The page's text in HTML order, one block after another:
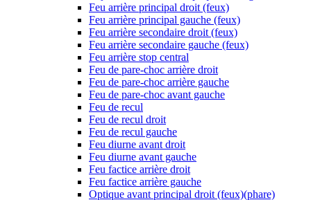
Feu arrière principal droit (feux)
Feu arrière principal gauche (feux)
Feu arrière secondaire droit (feux)
Feu arrière secondaire gauche (feux)
Feu arrière stop central
Feu de pare-choc arrière droit
Feu de pare-choc arrière gauche
Feu de pare-choc avant gauche
Feu de recul
Feu de recul droit
Feu de recul gauche
Feu diurne avant droit
Feu diurne avant gauche
Feu factice arrière droit
Feu factice arrière gauche
Optique avant principal droit (feux)(phare)